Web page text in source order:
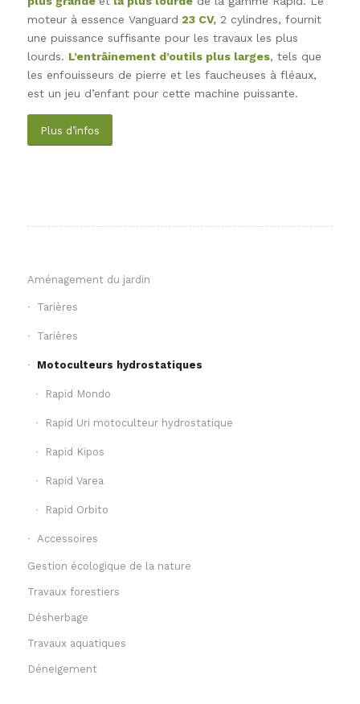
moteur à essence Vanguard 23 CV,2 cylindres, fournit
une puissance suffisante pour les travaux les plus
lourds. L’entrâinement d’outils plus larges, tels que
les enfouisseurs de pierre et les faucheuses à fléaux,
est un jeu d’enfant pour cette machine puissante.
Plus d’infos
Aménagement du jardin
Tarières
Tarières
Motoculteurs hydrostatiques
Rapid Mondo
Rapid Uri motoculteur hydrostatique
Rapid Kipos
Rapid Varea
Rapid Orbito
Accessoires
Gestion écologique de la nature
Travaux forestiers
Désherbage
Travaux aquatiques
Déneigement